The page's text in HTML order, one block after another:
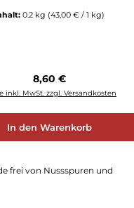
0.2 kg (43,00 € / 1 kg)
Regulärer Preis:
8,60 €
inkl. MwSt. zzgl. Versandkosten
In den Warenkorb